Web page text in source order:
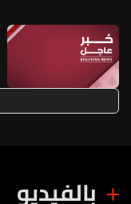
بالفيديو